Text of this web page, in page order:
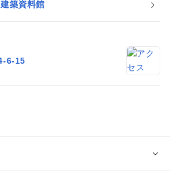
築資料館
6-15